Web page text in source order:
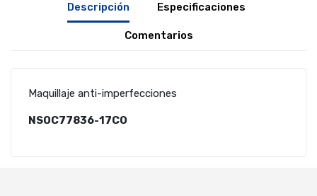
Descripción Especificaciones
Comentarios
Maquillaje anti-imperfecciones
NSOC77836-17CO